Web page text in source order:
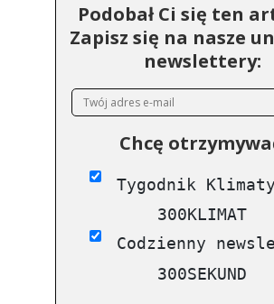
Podobał Ci się ten
Zapisz się na nasze
newslettery:
Chcę
Tygodnik
300KLIMAT
Codzienny
300SEKUND